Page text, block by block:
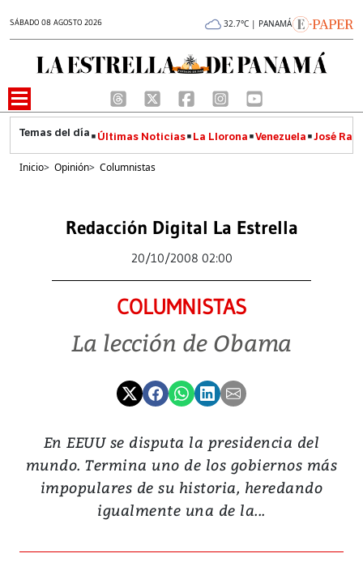
SÁBADO 08 AGOSTO 2026 32.7°C | PANAMÁ
Últimas Noticias La Llorona Venezuela José
Inicio> Opinión> Columnistas
Redacción Digital La Estrella
20/10/2008 02:00
COLUMNISTAS
La lección de Obama
En EEUU se disputa la presidencia del
mundo. Termina uno de los gobiernos más
impopulares de su historia, heredando
igualmente una de la...